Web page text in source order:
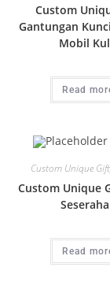
Custom
Gantungan
Mobil
Read
Custom Unique Gift
Custom Unique
Read